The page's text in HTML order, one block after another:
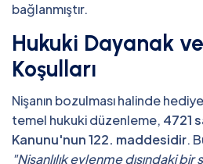
bağlanmıştır.
Hukuki Dayanak
Koşulları
Nişanın bozulması halinde
temel hukuki düzenleme, 4721
Kanunu'nun 122. maddesidir.
"Nişanlılık evlenme dışındaki